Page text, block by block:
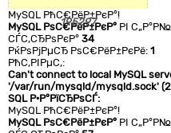
195297
MySQL РћС€РёР±РєР°!
MySQL РѕС€РёР±РєР° РІ
СЃС‚СЂРѕРєР° 34
РќРѕРјРµСЂ РѕС€РёР±РєРё: 1
РћС‚РІРµС‚:
Can't connect to local MySQL
'/var/run/mysqld/mysqld.sock'
SQL Р·Р°РїСЂРѕСЃ:
MySQL РћС€РёР±РєР°!
MySQL РѕС€РёР±РєР° РІ